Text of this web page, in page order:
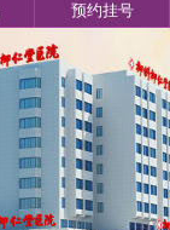
预约挂号